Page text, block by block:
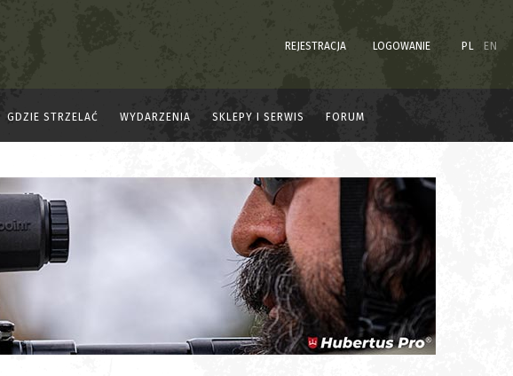
REJESTRACJA LOGOWANIE PL EN
GDZIE STRZELAĆ WYDARZENIA SKLEPY I SERWIS FORUM